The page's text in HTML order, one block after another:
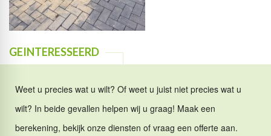
GEINTERESSEERD
Weet u precies wat u wilt? Of weet u juist niet precies wat u
wilt? In beide gevallen helpen wij u graag! Maak een
berekening, bekijk onze diensten of vraag een offerte aan.